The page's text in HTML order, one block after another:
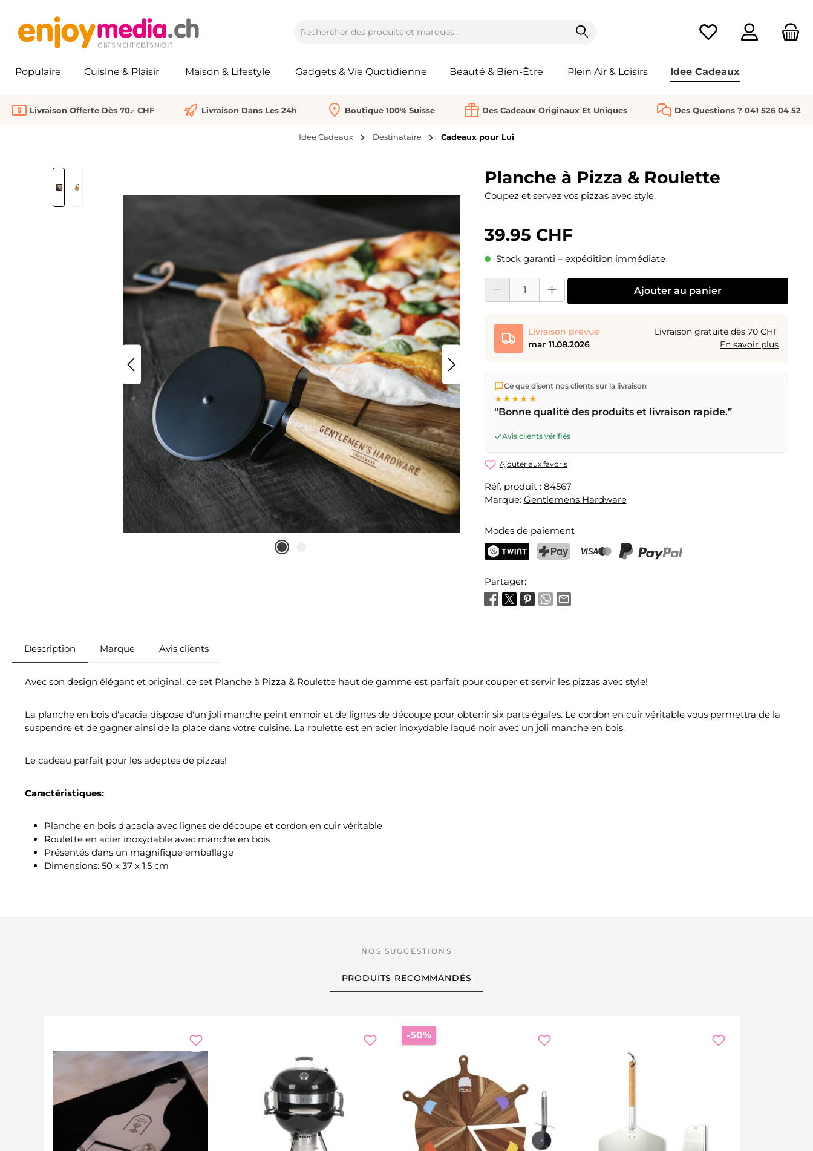
Vous avez 0 articles
Populaire Cuisine & Plaisir Maison & Lifestyle Gadgets & Vie Quotidienne Beauté & Bien-Être Plein Air & Loisirs Idee Cadeaux
Livraison Offerte Dès 70.- CHF Livraison Dans Les 24h Boutique 100% Suisse Des Cadeaux Originaux Et Uniques Des Questions ? 041 526 04 52
Idee Cadeaux Destinataire Cadeaux pour Lui
Ignorer la galerie d'images Planche à Pizza & Roulette
Coupez et servez vos pizzas avec style.
39.95 CHF
Stock garanti – expédition immédiate
Quantité de produit : Entrez la quantité souhaitée ou utilisez les boutons pour augmenter
Ajouter au panier
Livraison prévue
mar 11.08.2026
Livraison gratuite dès 70 CHF
En savoir plus
Nous expédions directement depuis notre entrepôt à Kriens, en
Suisse.
17h(lun–ven) expédiées le jour même – livraison le
ouvrable par la Poste Suisse.
Ce que disent nos clients sur la livraison
★★★★★
“Bonne qualité des produits et livraison rapide.”
Avis clients vérifiés
Ajouter aux favoris
Réf. produit : 84567
Marque: Gentlemens Hardware
Modes de paiement
Partager:
Description Marque Avis clients
Avec son design élégant et original, ce set Planche à Pizza & Roulette haut de gamme est parfait pour couper et servir les pizzas avec style!
La planche en bois d'acacia dispose d'un joli manche peint en noir et de lignes de découpe pour obtenir six parts égales. Le cordon en cuir véritable vous permettra de la
suspendre et de gagner ainsi de la place dans votre cuisine. La roulette est en acier inoxydable laqué noir avec un joli manche en bois.
Le cadeau parfait pour les adeptes de pizzas!
Caractéristiques:
Planche en bois d'acacia avec lignes de découpe et cordon en cuir véritable
Roulette en acier inoxydable avec manche en bois
Présentés dans un magnifique emballage
Dimensions: 50 x 37 x 1.5 cm
PRODUITS RECOMMANDÉS
-50%Réduction